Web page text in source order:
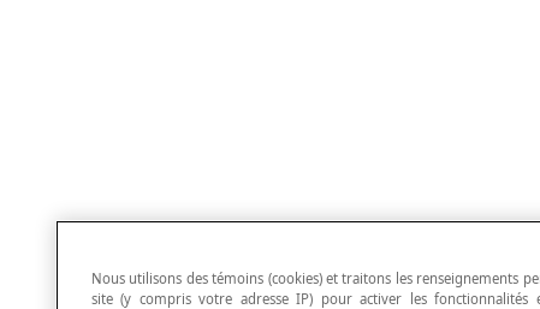
Nous utilisons des témoins (cookies) et traitons les renseignements
site (y compris votre adresse IP) pour activer les fonctionnalités